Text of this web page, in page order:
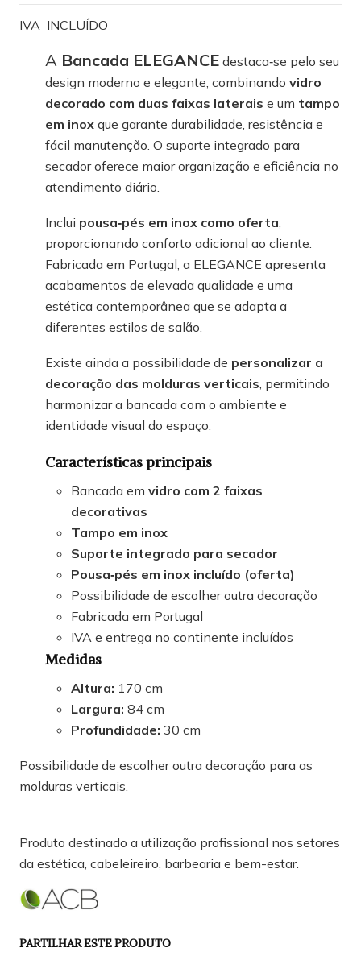
IVA INCLUÍDO
A Bancada ELEGANCE destaca‑se pelo seu
design moderno e elegante, combinando vidro
decorado com duas faixas laterais e um tampo
em inox que garante durabilidade, resistência e
fácil manutenção. O suporte integrado para
secador oferece maior organização e eficiência no
atendimento diário.
Inclui pousa‑pés em inox como oferta,
proporcionando conforto adicional ao cliente.
Fabricada em Portugal, a ELEGANCE apresenta
acabamentos de elevada qualidade e uma
estética contemporânea que se adapta a
diferentes estilos de salão.
Existe ainda a possibilidade de personalizar a
decoração das molduras verticais, permitindo
harmonizar a bancada com o ambiente e
identidade visual do espaço.
Características principais
Bancada em vidro com 2 faixas
decorativas
Tampo em inox
Suporte integrado para secador
Pousa‑pés em inox incluído (oferta)
Possibilidade de escolher outra decoração
Fabricada em Portugal
IVA e entrega no continente incluídos
Medidas
Altura: 170 cm
Largura: 84 cm
Profundidade: 30 cm
Possibilidade de escolher outra decoração para as
molduras verticais.
Produto destinado a utilização profissional nos setores
da estética, cabeleireiro, barbearia e bem-estar.
PARTILHAR ESTE PRODUTO